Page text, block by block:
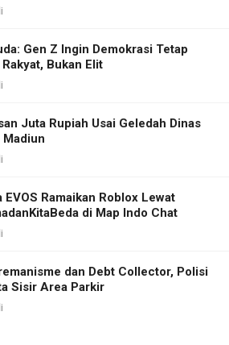
Gen Z Ingin Demokrasi Tetap
Bukan Elit
Juta Rupiah Usai Geledah Dinas
Madiun
EVOS Ramaikan Roblox Lewat
di Map Indo Chat
dan Debt Collector, Polisi
Sisir Area Parkir